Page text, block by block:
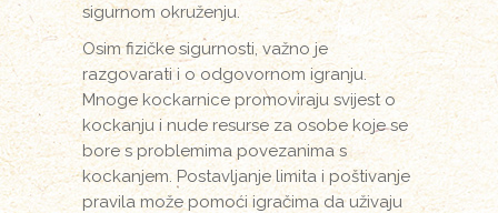
sigurnom okruženju.
Osim fizičke sigurnosti, važno je
razgovarati i o odgovornom igranju.
Mnoge kockarnice promoviraju svijest o
kockanju i nude resurse za osobe koje se
bore s problemima povezanima s
kockanjem. Postavljanje limita i poštivanje
pravila može pomoći igračima da uživaju